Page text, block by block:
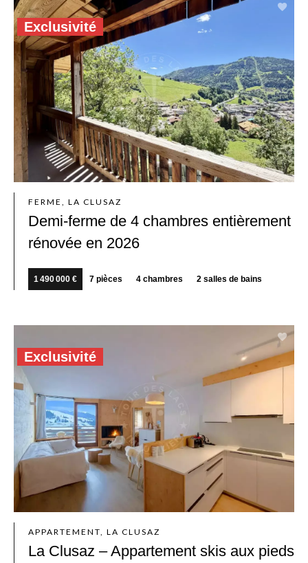
FERME, LA CLUSAZ
Demi-ferme de 4 chambres entièrement
rénovée en 2026
1 490 000 € 7 pièces 4 chambres 2 salles de bains
Exclusivité
APPARTEMENT, LA CLUSAZ
La Clusaz – Appartement skis aux pieds
Exclusivité